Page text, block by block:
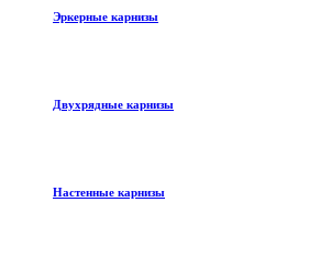
Эркерные карнизы
Двухрядные карнизы
Настенные карнизы